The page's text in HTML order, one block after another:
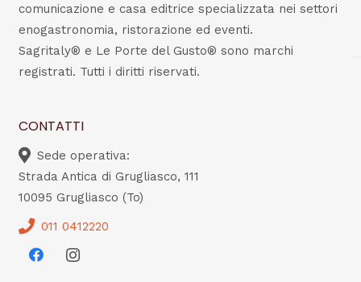
comunicazione e casa editrice specializzata nei settori
enogastronomia, ristorazione ed eventi.
Sagritaly® e Le Porte del Gusto® sono marchi
registrati. Tutti i diritti riservati.
CONTATTI
Sede operativa:
Strada Antica di Grugliasco, 111
10095 Grugliasco (To)
011 0412220